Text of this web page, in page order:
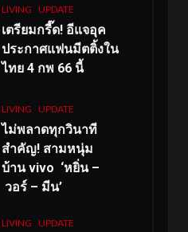
LIVING UPDATE
เตรียมกรี๊ด! อีแจอุค
ประกาศแฟนมีตติ้งใน
ไทย 4 กพ 66 นี้
LIVING UPDATE
ไม่พลาดทุกวินาที
สำคัญ! สามหนุ่ม
บ้าน vivo ‘หยิ่น –
วอร์ – มีน’
LIVING UPDATE